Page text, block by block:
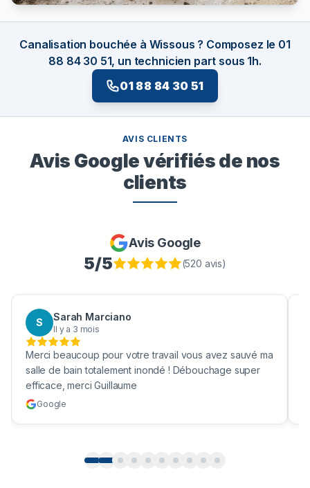
Canalisation bouchée à Wissous ? Composez le 01
88 84 30 51, un technicien part sous 1h.
01 88 84 30 51
AVIS CLIENTS
Avis Google vérifiés de nos
clients
Avis Google
5/5 (520 avis)
S Sarah Marciano
Il y a 3 mois
Merci beaucoup pour votre travail vous avez sauvé ma
salle de bain totalement inondé ! Débouchage super
efficace, merci Guillaume
Google